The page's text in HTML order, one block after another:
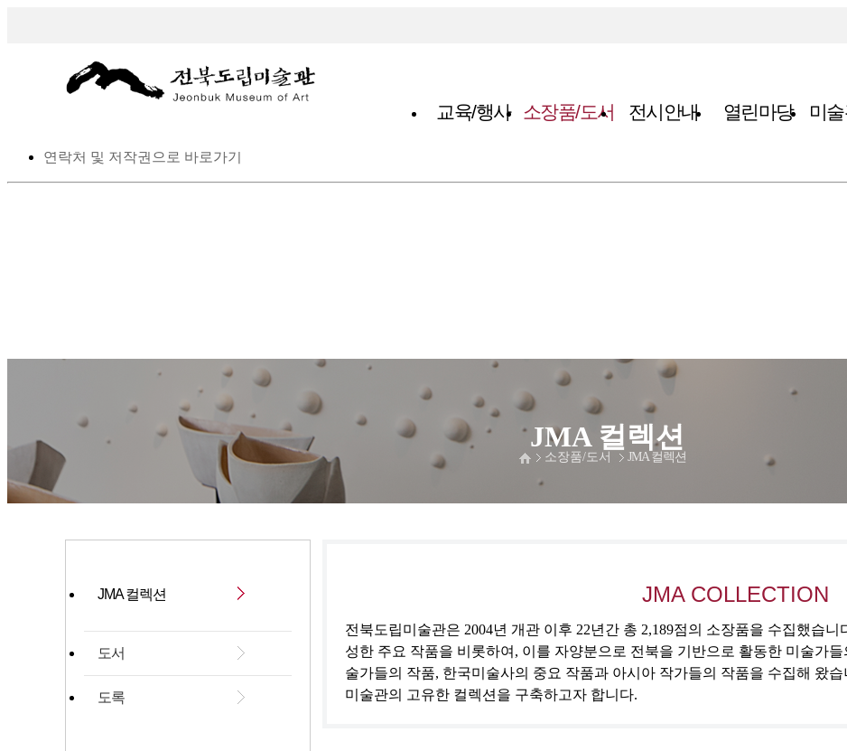
스킵 네비게이션
본문으로 바로가기
연락처 및 저작권으로 바로가기
교육/행사 소장품/도서 전시안내 열린마당 미
JMA 컬렉션
소장품/도서 JMA 컬렉션
JMA 컬렉션
도서
도록
JMA COLLECTION
전북도립미술관은 2004년 개관 이후 22년간 총 2,189점의 소장품을 수집했습
성한 주요 작품을 비롯하여, 이를 자양분으로 전북을 기반으로 활동한 미술가
술가들의 작품, 한국미술사의 중요 작품과 아시아 작가들의 작품을 수집해 왔
미술관의 고유한 컬렉션을 구축하고자 합니다.